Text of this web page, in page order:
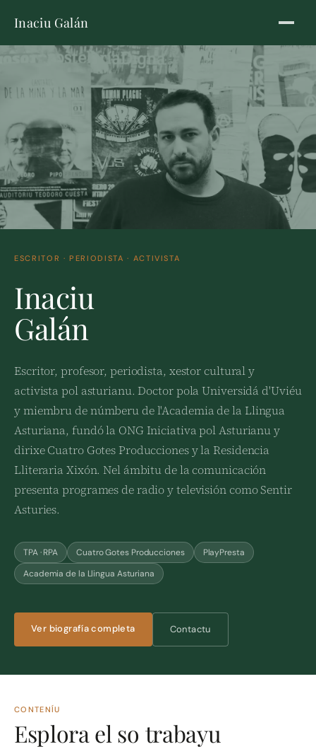
Inaciu Galán
ESCRITOR · PERIODISTA · ACTIVISTA
Inaciu
Galán
Escritor, profesor, periodista, xestor cultural y
activista pol asturianu. Doctor pola Universidá d'Uviéu
y miembru de númberu de l'Academia de la Llingua
Asturiana, fundó la ONG Iniciativa pol Asturianu y
dirixe Cuatro Gotes Producciones y la Residencia
Lliteraria Xixón. Nel ámbitu de la comunicación
presenta programes de radio y televisión como Sentir
Asturies.
TPA · RPA Cuatro Gotes Producciones
PlayPresta
Academia de la Llingua Asturiana
Ver biografía completa Contactu
CONTENÍU
Esplora el so trabayu